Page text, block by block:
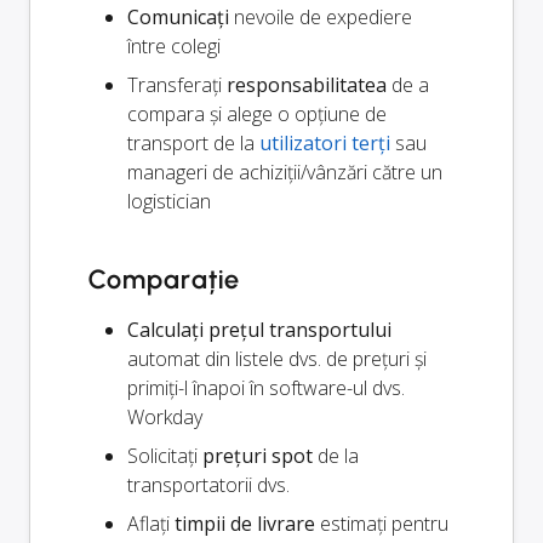
Comunicați nevoile de expediere
între colegi
Transferați responsabilitatea de a
compara și alege o opțiune de
transport de la utilizatori terți sau
manageri de achiziții/vânzări către un
logistician
Comparație
Calculați prețul transportului
automat din listele dvs. de prețuri și
primiți-l înapoi în software-ul dvs.
Workday
Solicitați prețuri spot de la
transportatorii dvs.
Aflațitimpii de livrare estimați pentru